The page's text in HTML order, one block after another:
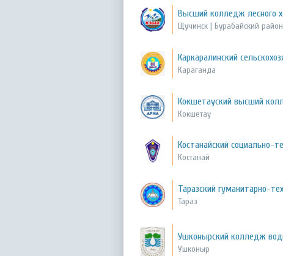
Высший колледж лесного
Щучинск | Бурабайский район
Каркаралинский
Караганда
Кокшетауский высший
Кокшетау
Костанайский социально-
Костанай
Таразский гуманитарно-
Тараз
Ушконырский колледж
Ушконыр